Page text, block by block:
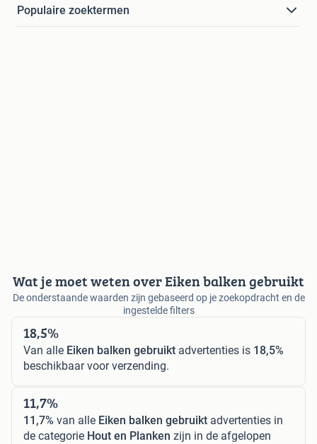
Populaire zoektermen
Wat je moet weten over Eiken balken gebruikt
De onderstaande waarden zijn gebaseerd op je zoekopdracht en de
ingestelde filters
18,5%
Van alle Eiken balken gebruikt advertenties is 18,5%
beschikbaar voor verzending.
11,7%
11,7% van alle Eiken balken gebruikt advertenties in
de categorie Hout en Planken zijn in de afgelopen